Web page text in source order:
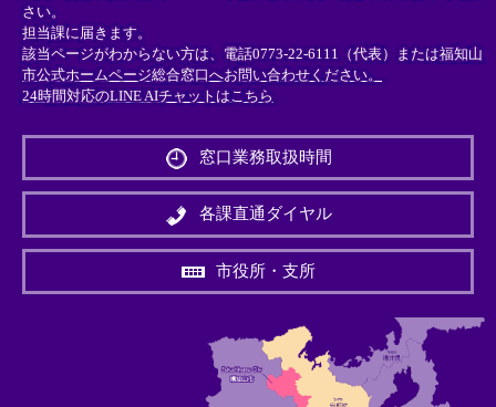
さい。
担当課に届きます。
該当ページがわからない方は、電話0773-22-6111（代表）または福知山
市公式ホームページ総合窓口へお問い合わせください。
24時間対応のLINE AIチャットはこちら
外
リ
＞
窓口業務取扱時間
各課直通ダイヤル
市役所・支所